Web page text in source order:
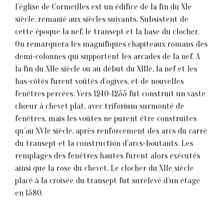
l’église de Cormeilles est un édifice de la fin du XIe
siècle, remanié aux siècles suivants. Subsistent de
cette époque la nef, le transept et la base du clocher.
On remarquera les magnifiques chapiteaux romans des
demi-colonnes qui supportent les arcades de la nef. A
la fin du XIIe siècle ou au début du XIIIe, la nef et les
bas-côtés furent voûtés d’ogives, et de nouvelles
fenêtres percées. Vers 1240-1255 fut construit un vaste
chœur à chevet plat, avec triforium surmonté de
fenêtres, mais les voûtes ne purent être construites
qu’au XVIe siècle, après renforcement des arcs du carré
du transept et la construction d’arcs-boutants. Les
remplages des fenêtres hautes furent alors exécutés
ainsi que la rose du chevet. Le clocher du XIIe siècle
placé à la croisée du transept fut surélevé d’un étage
en 1580.